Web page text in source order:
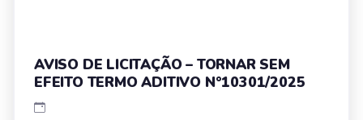
AVISO DE LICITAÇÃO – TORNAR SEM
EFEITO TERMO ADITIVO N°10301/2025